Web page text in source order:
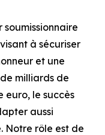
soumissionnaire
à sécuriser
et une
milliards de
euro, le succès
aussi
Notre rôle est de